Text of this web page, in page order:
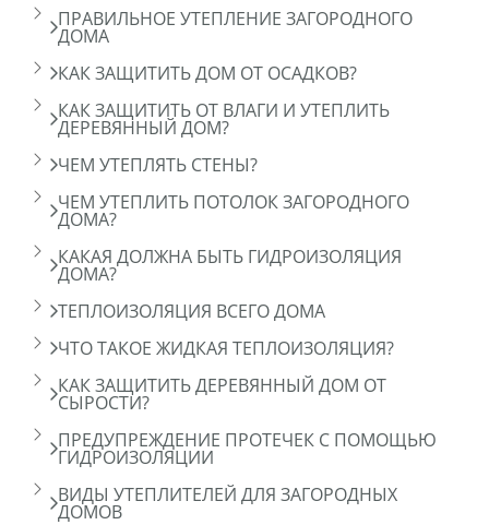
ПРАВИЛЬНОЕ УТЕПЛЕНИЕ ЗАГОРОДНОГО
ДОМА
КАК ЗАЩИТИТЬ ДОМ ОТ ОСАДКОВ?
КАК ЗАЩИТИТЬ ОТ ВЛАГИ И УТЕПЛИТЬ
ДЕРЕВЯННЫЙ ДОМ?
ЧЕМ УТЕПЛЯТЬ СТЕНЫ?
ЧЕМ УТЕПЛИТЬ ПОТОЛОК ЗАГОРОДНОГО
ДОМА?
КАКАЯ ДОЛЖНА БЫТЬ ГИДРОИЗОЛЯЦИЯ
ДОМА?
ТЕПЛОИЗОЛЯЦИЯ ВСЕГО ДОМА
ЧТО ТАКОЕ ЖИДКАЯ ТЕПЛОИЗОЛЯЦИЯ?
КАК ЗАЩИТИТЬ ДЕРЕВЯННЫЙ ДОМ ОТ
СЫРОСТИ?
ПРЕДУПРЕЖДЕНИЕ ПРОТЕЧЕК С ПОМОЩЬЮ
ГИДРОИЗОЛЯЦИИ
ВИДЫ УТЕПЛИТЕЛЕЙ ДЛЯ ЗАГОРОДНЫХ
ДОМОВ